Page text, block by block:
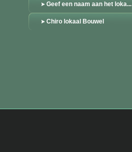
Geef een naam aan het loka...
Chiro lokaal Bouwel